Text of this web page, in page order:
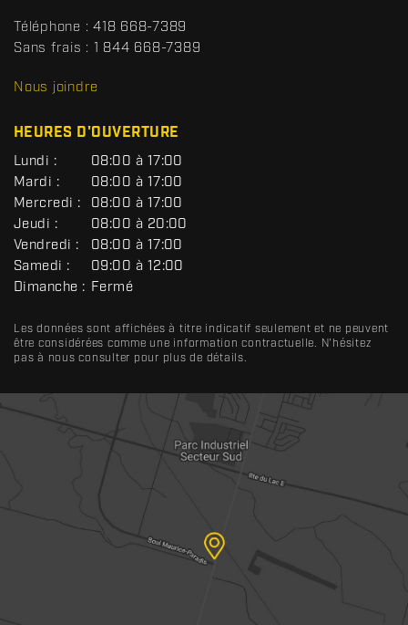
t
s
R
Téléphone : 418 668-7389
Sans frais : 1 844 668-7389
Nous joindre
HEURES D'OUVERTURE
G
É
N
É
R
A
L
Lundi :
08:00 à 17:00
Mardi :
08:00 à 17:00
Mercredi :
08:00 à 17:00
Jeudi :
08:00 à 20:00
Vendredi :
08:00 à 17:00
Samedi :
09:00 à 12:00
Dimanche : Fermé
Les données sont affichées à titre indicatif seulement et ne peuvent
être considérées comme une information contractuelle. N'hésitez
pas à nous consulter pour plus de détails.